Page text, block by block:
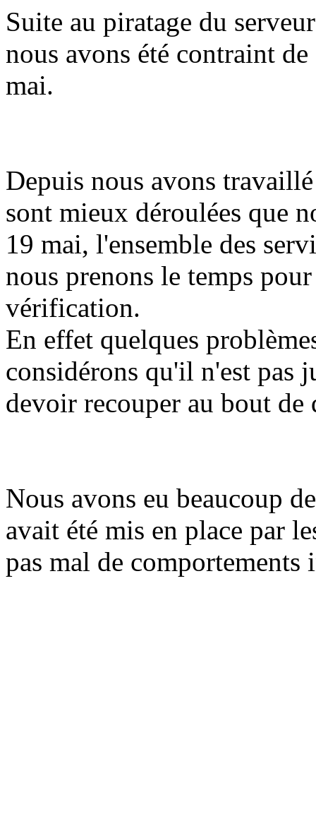
Suite au piratage du
nous avons été contraint
mai.
Depuis nous avons
sont mieux déroulées que
19 mai, l'ensemble des
nous prenons le temps
vérification.
En effet quelques
considérons qu'il n'est pas
devoir recouper au bout de
Nous avons eu beaucoup
avait été mis en place par
pas mal de comportements